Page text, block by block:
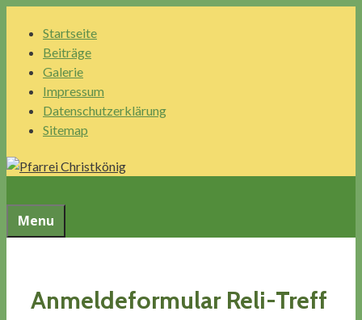
Inhalt
Startseite
Beiträge
Galerie
Impressum
Datenschutzerklärung
Sitemap
Menu
Anmeldeformular Reli-Treff